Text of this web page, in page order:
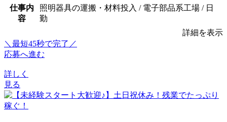
仕事内
容
照明器具の運搬・材料投入 / 電子部品系工場 / 日
勤
詳細を表示
＼最短45秒で完了／
応募へ進む
詳しく
見る